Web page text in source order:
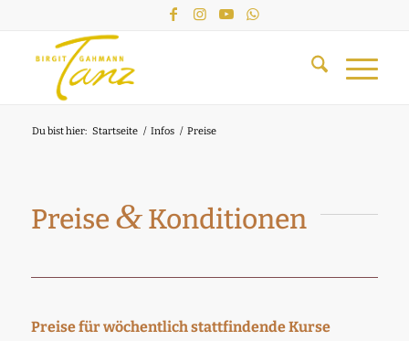
Du bist hier: Startseite / Infos / Preise
Preise &Konditionen
Preise für wöchentlich stattfindende Kurse